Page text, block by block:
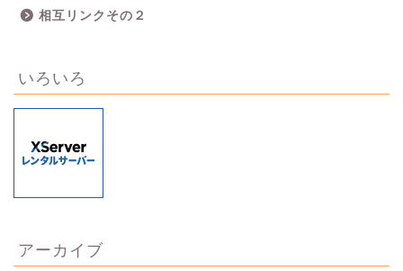
相互リンクその２
いろいろ
アーカイブ